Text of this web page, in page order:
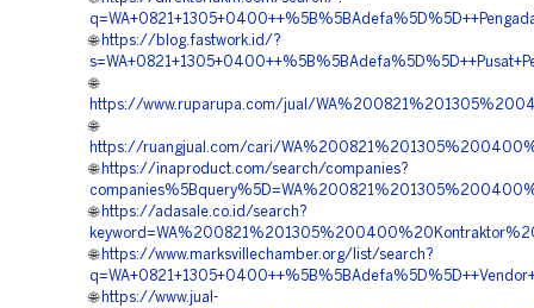
🌐 https://blog.fastwork.id/?
🌐
https://www.ruparupa.com/jual/
🌐
https://ruangjual.com/cari/
🌐 https://inaproduct.com/search/companies?
🌐 https://adasale.co.id/search?
🌐 https://www.marksvillechamber.org/list/search?
🌐 https://www.jual-